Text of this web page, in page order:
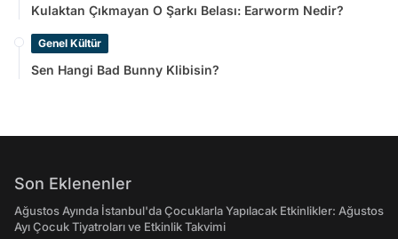
Kulaktan Çıkmayan O Şarkı Belası: Earworm Nedir?
Genel Kültür
Sen Hangi Bad Bunny Klibisin?
Son Eklenenler
Ağustos Ayında İstanbul'da Çocuklarla Yapılacak Etkinlikler: Ağustos
Ayı Çocuk Tiyatroları ve Etkinlik Takvimi